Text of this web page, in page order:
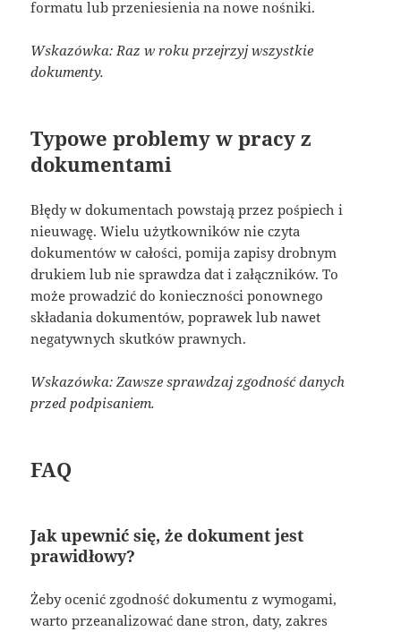
formatu lub przeniesienia na nowe nośniki.
Wskazówka: Raz w roku przejrzyj wszystkie
dokumenty.
Typowe problemy w pracy z
dokumentami
Błędy w dokumentach powstają przez pośpiech i
nieuwagę. Wielu użytkowników nie czyta
dokumentów w całości, pomija zapisy drobnym
drukiem lub nie sprawdza dat i załączników. To
może prowadzić do konieczności ponownego
składania dokumentów, poprawek lub nawet
negatywnych skutków prawnych.
Wskazówka: Zawsze sprawdzaj zgodność danych
przed podpisaniem.
FAQ
Jak upewnić się, że dokument jest
prawidłowy?
Żeby ocenić zgodność dokumentu z wymogami,
warto przeanalizować dane stron, daty, zakres